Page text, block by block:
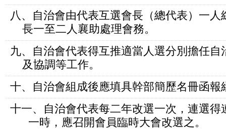
八、自治會由代表互選會長（總代表）一
長一至二人襄助處理會務。
九、自治會代表得互推適當人選分別擔任
及協調等工作。
十、自治會組成後應填具幹部簡歷名冊函報
十一、自治會代表每二年改選一次，連選
一時，應召開會員臨時大會改選之。